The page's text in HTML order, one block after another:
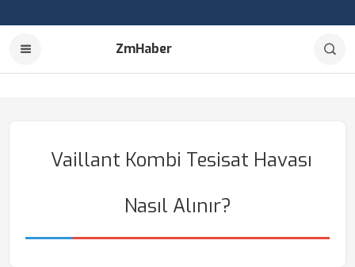
ZmHaber
Vaillant Kombi Tesisat Havası
Nasıl Alınır?